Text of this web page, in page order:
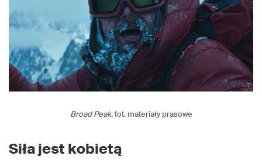
Broad Peak, fot. materiały prasowe
Siła jest kobietą